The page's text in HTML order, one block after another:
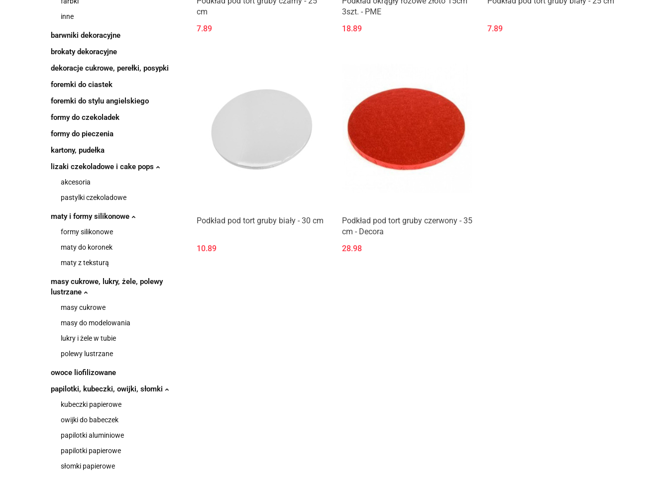
inne
barwniki dekoracyjne
brokaty dekoracyjne
dekoracje cukrowe, perełki, posypki
foremki do ciastek
foremki do stylu angielskiego
formy do czekoladek
formy do pieczenia
kartony, pudełka
lizaki czekoladowe i cake pops
akcesoria
pastylki czekoladowe
maty i formy silikonowe
formy silikonowe
maty do koronek
maty z teksturą
masy cukrowe, lukry, żele, polewy
lustrzane
masy cukrowe
masy do modelowania
lukry i żele w tubie
polewy lustrzane
owoce liofilizowane
papilotki, kubeczki, owijki, słomki
kubeczki papierowe
owijki do babeczek
papilotki aluminiowe
papilotki papierowe
słomki papierowe
cm
7.89
3szt. - PME
18.89
7.89
Produkt niedostępny
Podkład pod tort gruby biały - 30 cm
10.89
Produkt niedostępny
Podkład pod tort gruby czerwony - 35
cm - Decora
28.98